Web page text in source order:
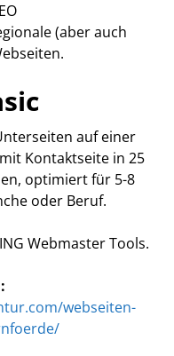
(aber auch
auf einer
Kontaktseite in 25
optimiert für 5-8
oder Beruf.
Webmaster Tools.
webseiten-